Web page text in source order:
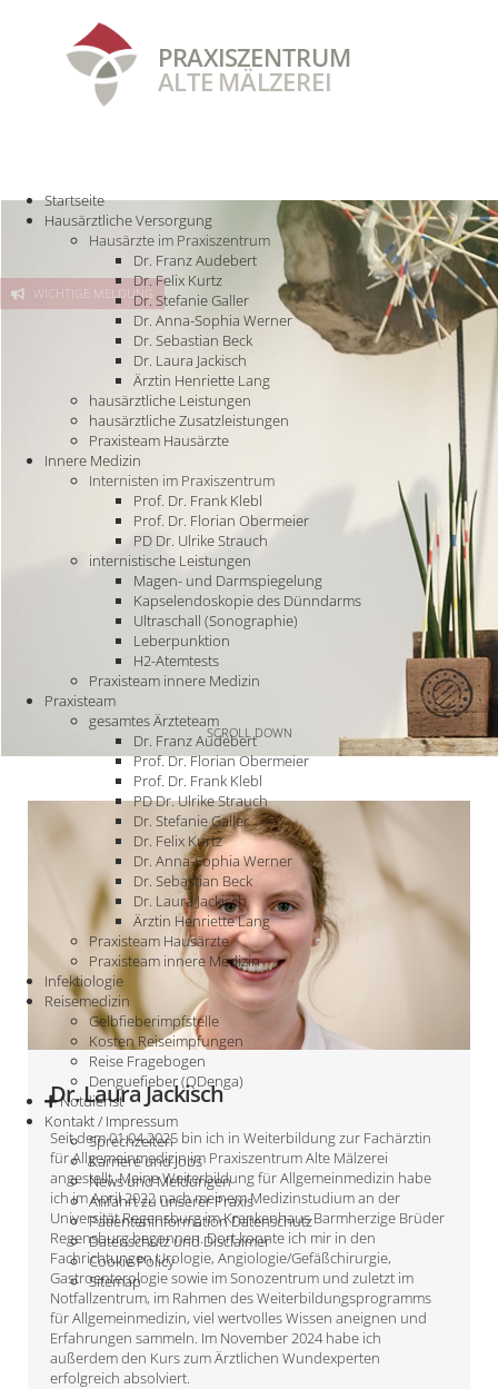
PRAXISZENTRUM
ALTE MÄLZEREI
Startseite
Hausärztliche Versorgung
Hausärzte im Praxiszentrum
Dr. Franz Audebert
Dr. Felix Kurtz
Dr. Stefanie Galler
Dr. Anna-Sophia Werner
Dr. Sebastian Beck
Dr. Laura Jackisch
Ärztin Henriette Lang
hausärztliche Leistungen
hausärztliche Zusatzleistungen
Praxisteam Hausärzte
Innere Medizin
Internisten im Praxiszentrum
Prof. Dr. Frank Klebl
Prof. Dr. Florian Obermeier
PD Dr. Ulrike Strauch
internistische Leistungen
Magen- und Darmspiegelung
Kapselendoskopie des Dünndarms
Ultraschall (Sonographie)
Leberpunktion
H2-Atemtests
Praxisteam innere Medizin
Praxisteam
gesamtes Ärzteteam
Dr. Franz Audebert
Prof. Dr. Florian Obermeier
Prof. Dr. Frank Klebl
PD Dr. Ulrike Strauch
Dr. Stefanie Galler
Dr. Felix Kurtz
Dr. Anna-Sophia Werner
Dr. Sebastian Beck
Dr. Laura Jackisch
Ärztin Henriette Lang
Praxisteam Hausärzte
Praxisteam innere Medizin
Infektiologie
Reisemedizin
Gelbfieberimpfstelle
Kosten Reiseimpfungen
Reise Fragebogen
Denguefieber (QDenga)
Notdienst
Kontakt / Impressum
Sprechzeiten
Karriere und Jobs
News und Meldungen
Anfahrt zu unserer Praxis
Patienteninformation Datenschutz
Datenschutz und Disclaimer
Cookie Policy
Sitemap
WICHTIGE MELDUNG
SCROLL DOWN
Dr. Laura Jackisch
Seit dem 01.04.2025 bin ich in Weiterbildung zur Fachärztin
für Allgemeinmedizin im Praxiszentrum Alte Mälzerei
angestellt. Meine Weiterbildung für Allgemeinmedizin habe
ich im April 2022 nach meinem Medizinstudium an der
Universität Regensburg im Krankenhaus Barmherzige Brüder
Regensburg begonnen. Dort konnte ich mir in den
Fachrichtungen Urologie, Angiologie/Gefäßchirurgie,
Gastroenterologie sowie im Sonozentrum und zuletzt im
Notfallzentrum, im Rahmen des Weiterbildungsprogramms
für Allgemeinmedizin, viel wertvolles Wissen aneignen und
Erfahrungen sammeln. Im November 2024 habe ich
außerdem den Kurs zum Ärztlichen Wundexperten
erfolgreich absolviert.